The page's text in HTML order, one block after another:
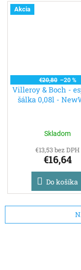
Akcia
€20,80 –20 %
Villeroy & Boch -
šálka 0,08l -
Skladom
€13,53 bez DPH
€16,64
Do košíka